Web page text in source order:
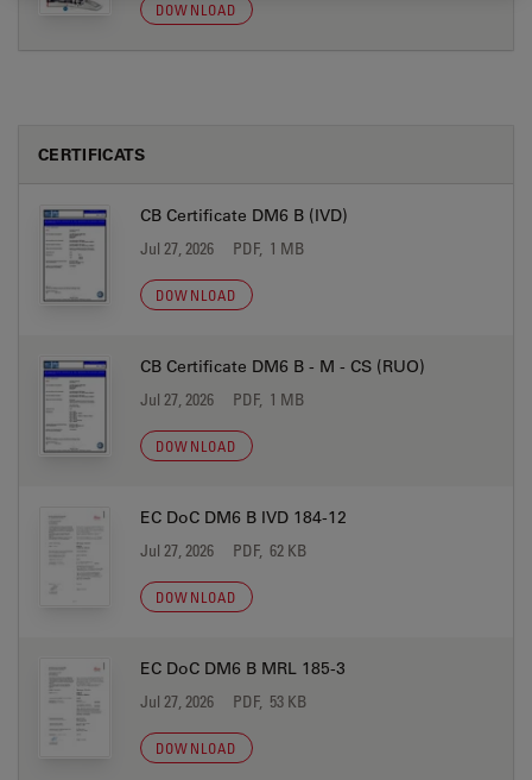
DOWNLOAD
CERTIFICATS
CB Certificate DM6 B (IVD)
Jul 27, 2026 PDF, 1 MB
DOWNLOAD
CB Certificate DM6 B - M - CS (RUO)
Jul 27, 2026 PDF, 1 MB
DOWNLOAD
EC DoC DM6 B IVD 184-12
Jul 27, 2026 PDF, 62 KB
DOWNLOAD
EC DoC DM6 B MRL 185-3
Jul 27, 2026 PDF, 53 KB
DOWNLOAD